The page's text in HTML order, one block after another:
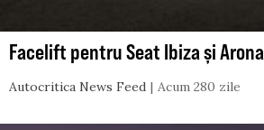
Facelift pentru Seat Ibiza și Arona
Autocritica News Feed Acum 280 zile